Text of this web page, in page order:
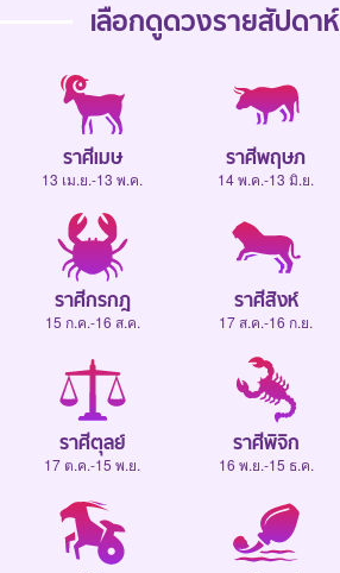
เลือกดูดวงรายสัปดาห์
ราศีเมษ
13 เม.ย.-13 พ.ค.
ราศีพฤษภ
14 พ.ค.-13 มิ.ย.
ราศีกรกฎ
15 ก.ค.-16 ส.ค.
ราศีสิงห์
17 ส.ค.-16 ก.ย.
ราศีตุลย์
17 ต.ค.-15 พ.ย.
ราศีพิจิก
16 พ.ย.-15 ธ.ค.